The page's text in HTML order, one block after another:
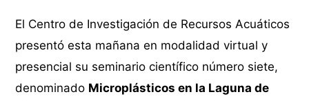
El Centro de Investigación de Recursos Acuáticos
presentó esta mañana en modalidad virtual y
presencial su seminario científico número siete,
denominado Microplásticos en la Laguna de